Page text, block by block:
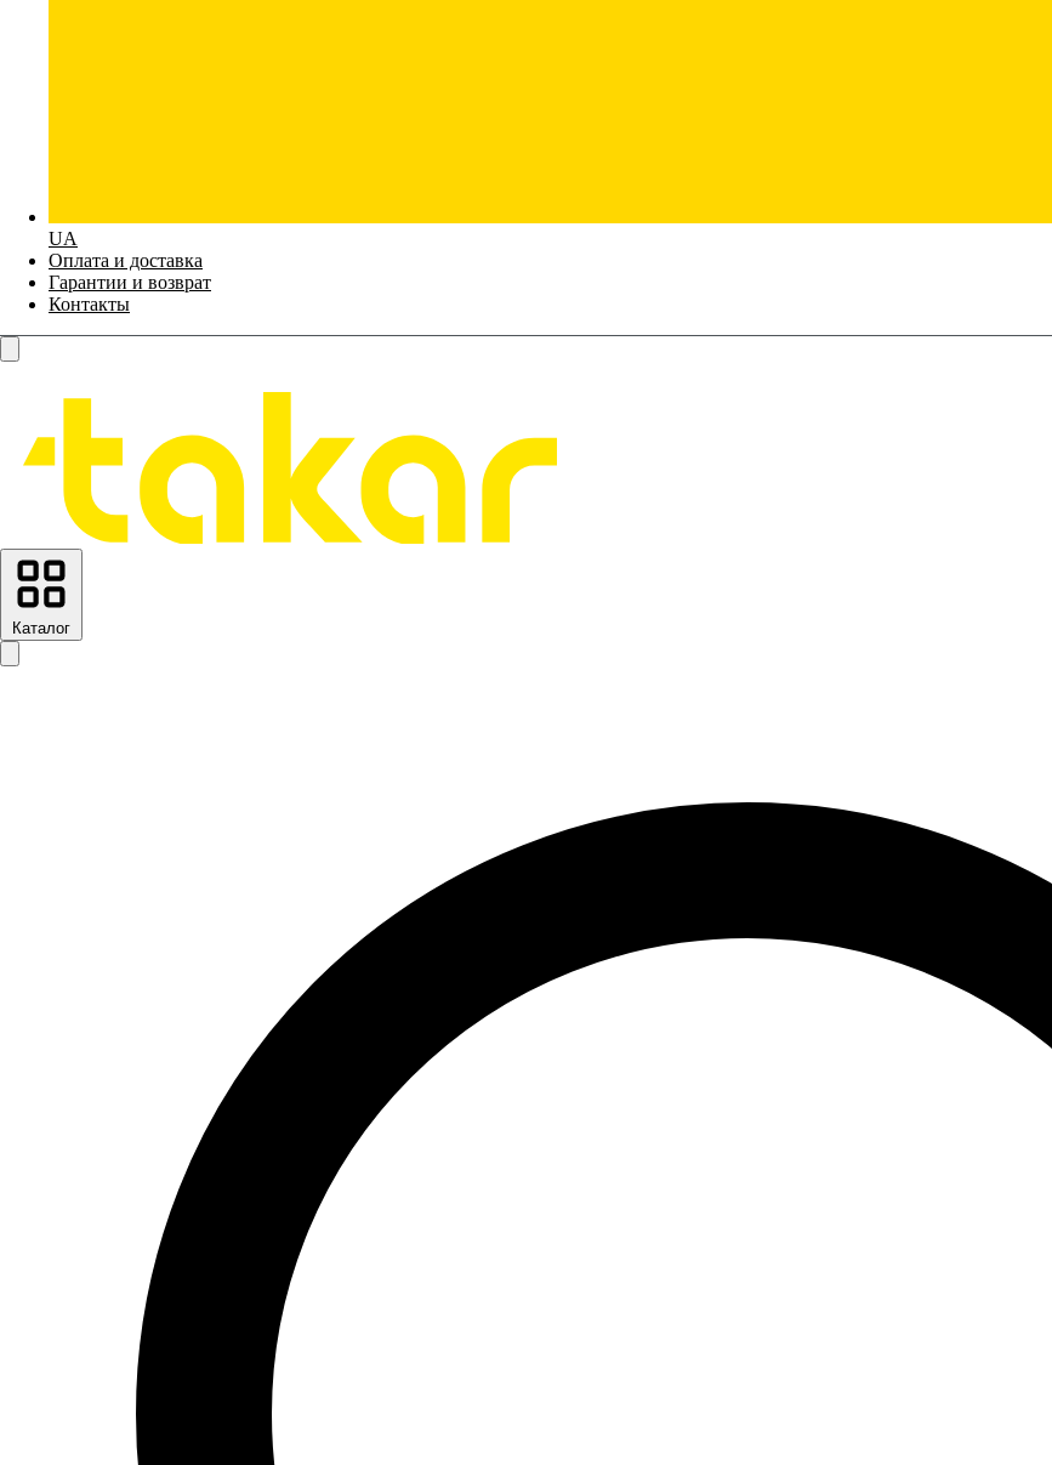
UA
Оплата и доставка
Гарантии и возврат
Контакты
Каталог